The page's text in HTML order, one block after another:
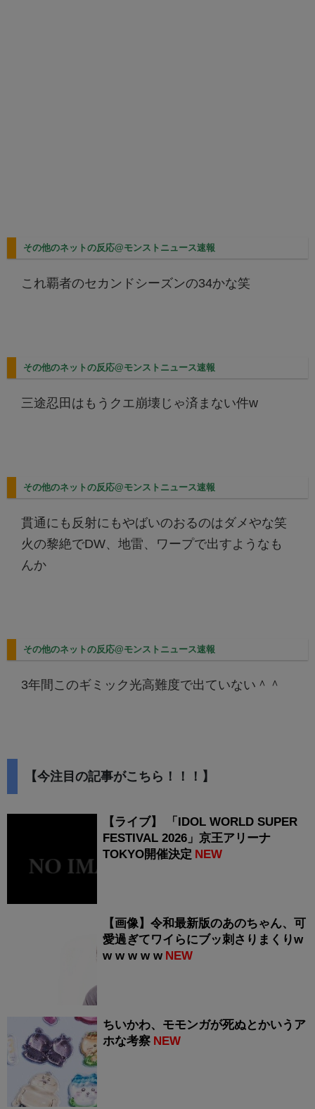
その他のネットの反応@モンストニュース速報
これ覇者のセカンドシーズンの34かな笑
その他のネットの反応@モンストニュース速報
三途忍田はもうクエ崩壊じゃ済まない件w
その他のネットの反応@モンストニュース速報
貫通にも反射にもやばいのおるのはダメやな笑
火の黎絶でDW、地雷、ワープで出すようなも
んか
その他のネットの反応@モンストニュース速報
3年間このギミック光高難度で出ていない＾＾
【今注目の記事がこちら！！！】
【ライブ】 「IDOL WORLD SUPER
FESTIVAL 2026」京王アリーナ
TOKYO開催決定 NEW
【画像】令和最新版のあのちゃん、可
愛過ぎてワイらにブッ刺さりまくりw
w w w w w NEW
ちいかわ、モモンガが死ぬとかいうア
ホな考察 NEW